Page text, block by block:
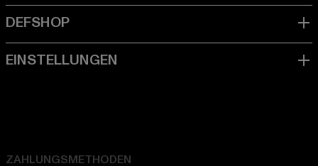
ZAHLUNGSMETHODEN